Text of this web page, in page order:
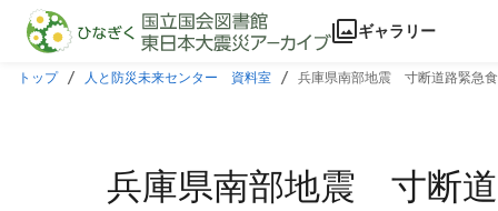
本文に飛ぶ
ギャラリー
トップ 人と防災未来センター 資料室 兵庫県南部地震 寸断道路緊急食
兵庫県南部地震 寸断道